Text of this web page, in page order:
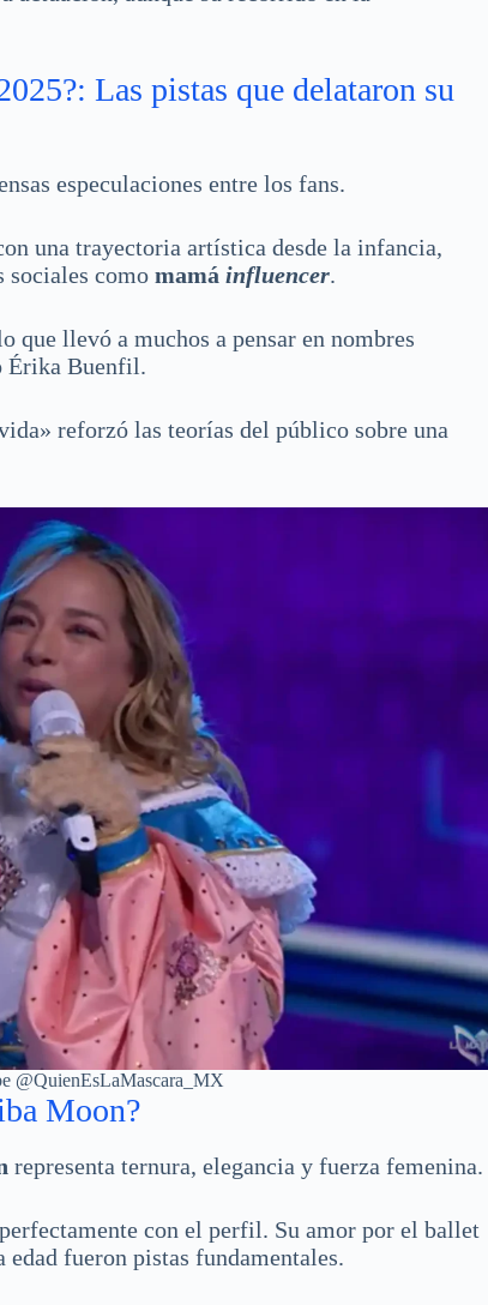
Las pistas que delataron su
especulaciones entre los fans.
una trayectoria artística desde la infancia,
sociales como mamá influencer.
llevó a muchos a pensar en nombres
Érika Buenfil.
reforzó las teorías del público sobre una
@QuienEsLaMascara_MX
Moon?
representa ternura, elegancia y fuerza femenina.
con el perfil. Su amor por el ballet
edad fueron pistas fundamentales.